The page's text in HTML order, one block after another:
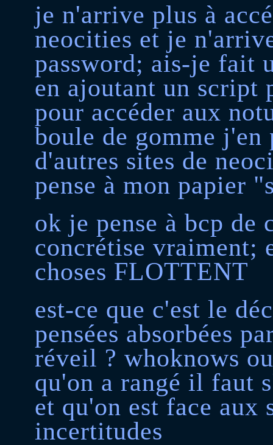
je n'arrive plus à
neocities et je
password; ais-je fait
en ajoutant un script
pour accéder aux
boule de gomme
d'autres sites de
pense à mon papier
ok je pense à bcp de
concrétise vraiment;
choses FLOTTENT
est-ce que c'est le
pensées absorbées
réveil ? whoknows
qu'on a rangé il faut
et qu'on est face aux
incertitudes